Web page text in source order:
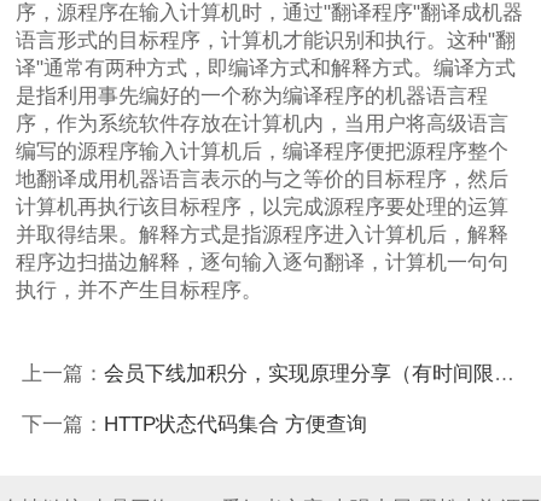
序，源程序在输入计算机时，通过"翻译程序"翻译成机器
语言形式的目标程序，计算机才能识别和执行。这种"翻
译"通常有两种方式，即编译方式和解释方式。编译方式
是指利用事先编好的一个称为编译程序的机器语言程
序，作为系统软件存放在计算机内，当用户将高级语言
编写的源程序输入计算机后，编译程序便把源程序整个
地翻译成用机器语言表示的与之等价的目标程序，然后
计算机再执行该目标程序，以完成源程序要处理的运算
并取得结果。解释方式是指源程序进入计算机后，解释
程序边扫描边解释，逐句输入逐句翻译，计算机一句句
执行，并不产生目标程序。
上一篇： 会员下线加积分，实现原理分享（有时间限制）
下一篇： HTTP状态代码集合 方便查询